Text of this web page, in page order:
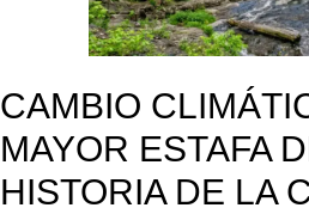
CAMBIO
MAYOR ESTAFA
HISTORIA DE LA